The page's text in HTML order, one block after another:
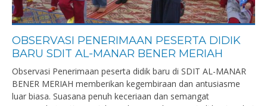
OBSERVASI PENERIMAAN PESERTA DIDIK
BARU SDIT AL-MANAR BENER MERIAH
Observasi Penerimaan peserta didik baru di SDIT AL-MANAR
BENER MERIAH memberikan kegembiraan dan antusiasme
luar biasa. Suasana penuh keceriaan dan semangat